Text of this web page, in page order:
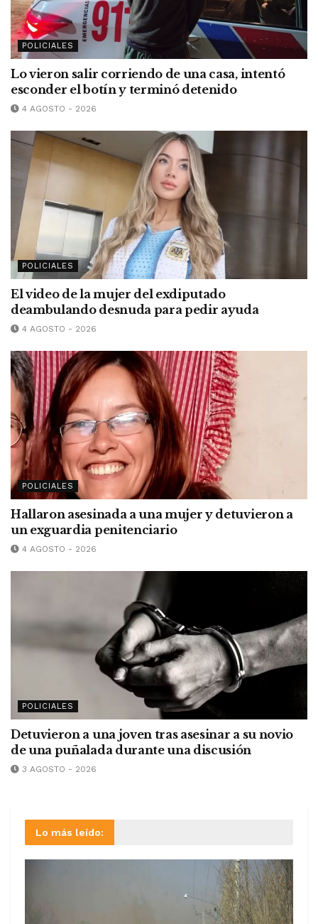
POLICIALES
Lo vieron salir corriendo de una casa, intentó
esconder el botín y terminó detenido
4 AGOSTO - 2026
POLICIALES
El video de la mujer del exdiputado
deambulando desnuda para pedir ayuda
4 AGOSTO - 2026
POLICIALES
Hallaron asesinada a una mujer y detuvieron a
un exguardia penitenciario
4 AGOSTO - 2026
POLICIALES
Detuvieron a una joven tras asesinar a su novio
de una puñalada durante una discusión
3 AGOSTO - 2026
Lo más leído: